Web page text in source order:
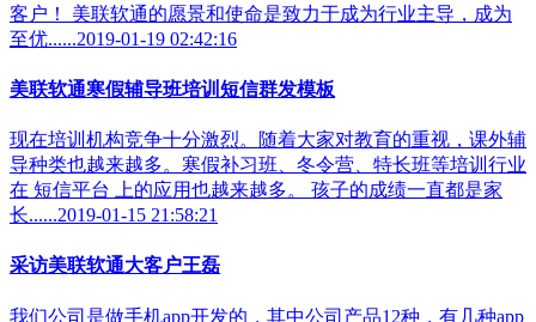
客户！ 美联软通的愿景和使命是致力于成为行业主导，成为
至优......2019-01-19 02:42:16
美联软通寒假辅导班培训短信群发模板
现在培训机构竞争十分激烈。随着大家对教育的重视，课外辅
导种类也越来越多。寒假补习班、冬令营、特长班等培训行业
在 短信平台 上的应用也越来越多。 孩子的成绩一直都是家
长......2019-01-15 21:58:21
采访美联软通大客户王磊
我们公司是做手机app开发的，其中公司产品12种，有几种app